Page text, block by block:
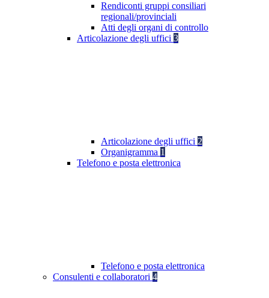
Rendiconti gruppi consiliari
regionali/provinciali
Atti degli organi di controllo
Articolazione degli uffici 3
Articolazione degli uffici 2
Organigramma 1
Telefono e posta elettronica
Telefono e posta elettronica
Consulenti e collaboratori 4